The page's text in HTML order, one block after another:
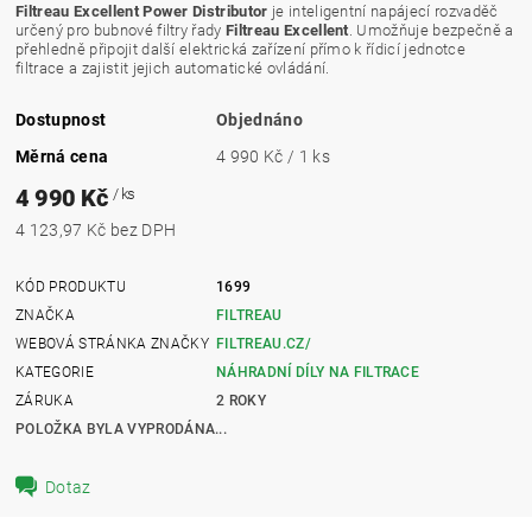
Filtreau Excellent Power Distributor je inteligentní napájecí rozvaděč
určený pro bubnové filtry řadyFiltreau Excellent . Umožňuje bezpečně a
přehledně připojit další elektrická zařízení přímo k řídicí jednotce
filtrace a zajistit jejich automatické ovládání.
Dostupnost
Objednáno
Měrná cena
4 990 Kč / 1 ks
4 990 Kč / ks
4 123,97 Kč bez DPH
KÓD PRODUKTU
1699
ZNAČKA
FILTREAU
WEBOVÁ STRÁNKA ZNAČKY FILTREAU.CZ/
KATEGORIE
NÁHRADNÍ DÍLY NA FILTRACE
ZÁRUKA
2 ROKY
POLOŽKA BYLA VYPRODÁNA...
Dotaz